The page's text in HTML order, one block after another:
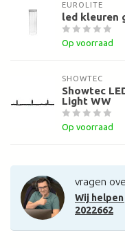
EUROLITE
led kleuren
Op voorraad
SHOWTEC
Showtec
Light WW
Op voorraad
vragen
Wij
2022662